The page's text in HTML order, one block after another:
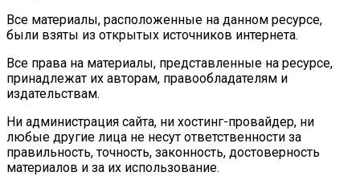
Все материалы, расположенные на данном ресурсе,
были взяты из открытых источников интернета.
Все права на материалы, представленные на ресурсе,
принадлежат их авторам, правообладателям и
издательствам.
Ни администрация сайта, ни хостинг-провайдер, ни
любые другие лица не несут ответственности за
правильность, точность, законность, достоверность
материалов и за их использование.